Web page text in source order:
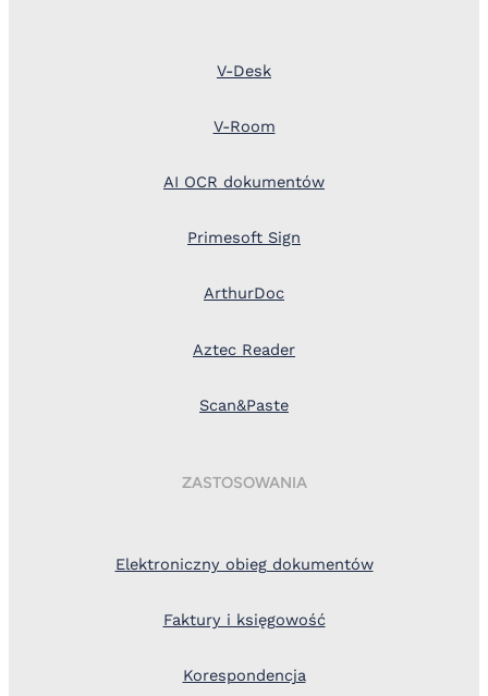
V-Desk
V-Room
AI OCR dokumentów
Primesoft Sign
ArthurDoc
Aztec Reader
Scan&Paste
ZASTOSOWANIA
Elektroniczny obieg dokumentów
Faktury i księgowość
Korespondencja